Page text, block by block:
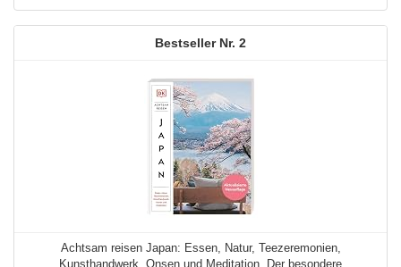
2
Achtsam reisen Japan: Essen, Natur, Teezeremonien,
Kunsthandwerk, Onsen und Meditation. Der besondere